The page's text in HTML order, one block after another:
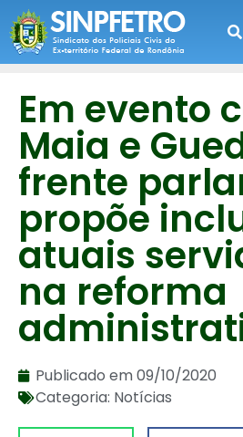
Em evento
Maia e
frente
propõe
atuais
na reforma
Publicado em09/10/2020
Categoria: Notícias